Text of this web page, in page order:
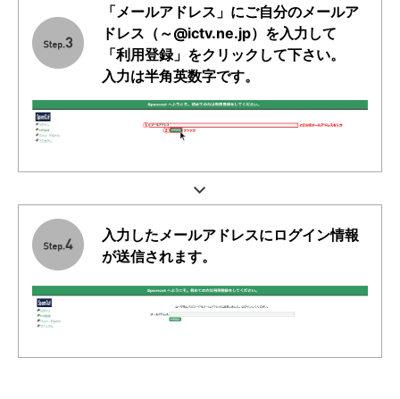
「メールアドレス」にご自分のメールア
ドレス（～@ictv.ne.jp）を入力して
「利用登録」をクリックして下さい。
入力は半角英数字です。
入力したメールアドレスにログイン情報
が送信されます。